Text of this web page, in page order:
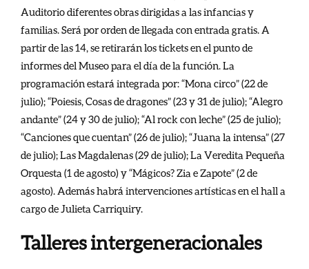
Auditorio diferentes obras dirigidas a las infancias y
familias. Será por orden de llegada con entrada gratis. A
partir de las 14, se retirarán los tickets en el punto de
informes del Museo para el día de la función. La
programación estará integrada por: “Mona circo” (22 de
julio); “Poiesis, Cosas de dragones” (23 y 31 de julio); “Alegro
andante” (24 y 30 de julio); “Al rock con leche” (25 de julio);
“Canciones que cuentan” (26 de julio); “Juana la intensa” (27
de julio); Las Magdalenas (29 de julio); La Veredita Pequeña
Orquesta (1 de agosto) y “Mágicos? Zia e Zapote” (2 de
agosto). Además habrá intervenciones artísticas en el hall a
cargo de Julieta Carriquiry.
Talleres intergeneracionales